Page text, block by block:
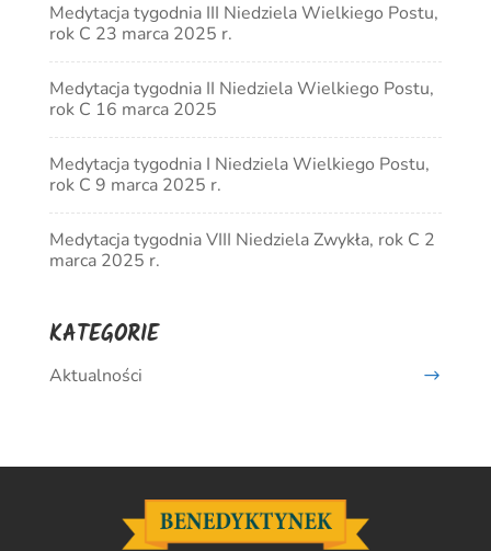
Medytacja tygodnia III Niedziela Wielkiego Postu,
rok C 23 marca 2025 r.
Medytacja tygodnia II Niedziela Wielkiego Postu,
rok C 16 marca 2025
Medytacja tygodnia I Niedziela Wielkiego Postu,
rok C 9 marca 2025 r.
Medytacja tygodnia VIII Niedziela Zwykła, rok C 2
marca 2025 r.
KATEGORIE
Aktualności